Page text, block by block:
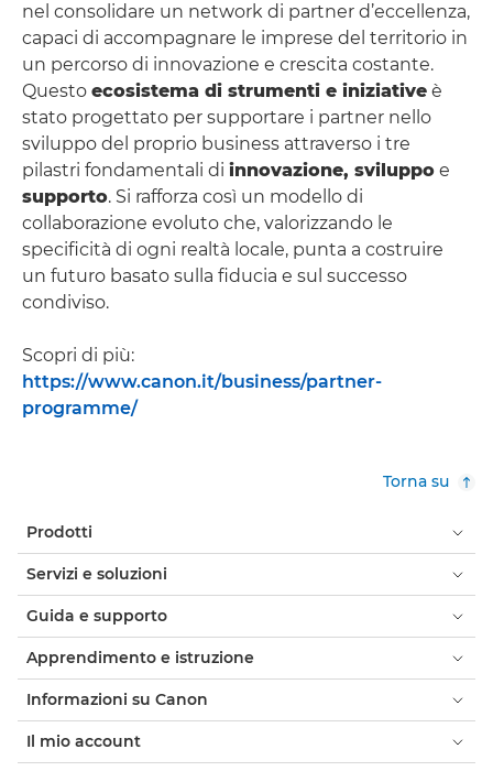
nel consolidare un network di partner d’eccellenza,
capaci di accompagnare le imprese del territorio in
un percorso di innovazione e crescita costante.
Questo ecosistema di strumenti e iniziative è
stato progettato per supportare i partner nello
sviluppo del proprio business attraverso i tre
pilastri fondamentali di innovazione, sviluppo e
supporto. Si rafforza così un modello di
collaborazione evoluto che, valorizzando le
specificità di ogni realtà locale, punta a costruire
un futuro basato sulla fiducia e sul successo
condiviso.
Scopri di più:
https://www.canon.it/business/partner-
programme/
Torna su
Prodotti
Servizi e soluzioni
Guida e supporto
Apprendimento e istruzione
Informazioni su Canon
Il mio account